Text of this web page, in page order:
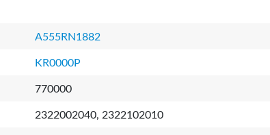
A555RN1882
KR0000P
770000
2322002040, 2322102010